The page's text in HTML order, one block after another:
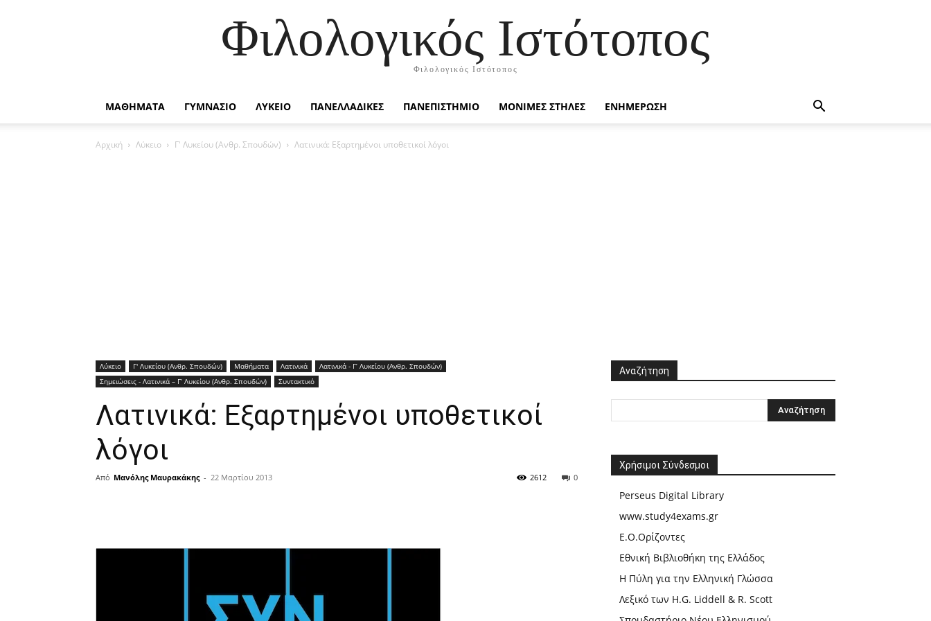
Φιλολογικός Ιστότοπος
Φιλολογικός Ιστότοπος
ΜΑΘΗΜΑΤΑ ΓΥΜΝΑΣΙΟ ΛΥΚΕΙΟ ΠΑΝΕΛΛΑΔΙΚΕΣ ΠΑΝΕΠΙΣΤΗΜΙΟ ΜΟΝΙΜΕΣ ΣΤΗΛΕΣ ΕΝΗΜΕΡΩΣΗ
Αρχική Λύκειο Γ' Λυκείου (Ανθρ. Σπουδών) Λατινικά: Εξαρτημένοι υποθετικοί λόγοι
Λύκειο Γ' Λυκείου (Ανθρ. Σπουδών) Μαθήματα Λατινικά
Λατινικά - Γ’ Λυκείου (Ανθρ. Σπουδών)
Σημειώσεις - Λατινικά – Γ’ Λυκείου (Ανθρ. Σπουδών)
Συντακτικό
Λατινικά: Εξαρτημένοι υποθετικοί
λόγοι
Από Μανόλης Μαυρακάκης - 22 Μαρτίου 2013 0
2612
Αναζήτηση
Χρήσιμοι Σύνδεσμοι
Perseus Digital Library
www.study4exams.gr
Ε.Ο.Ορίζοντες
Εθνική Βιβλιοθήκη της Ελλάδος
Η Πύλη για την Ελληνική Γλώσσα
Λεξικό των H.G. Liddell & R. Scott